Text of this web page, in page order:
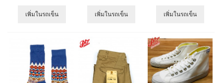
เพิ่มในรถเข็น เพิ่มในรถเข็น เพิ่มในรถเข็น